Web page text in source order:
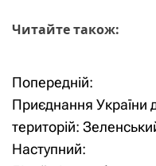
Читайте також:
Н
а
в
Попередній:
Приєднання України
територій:
Наступний: